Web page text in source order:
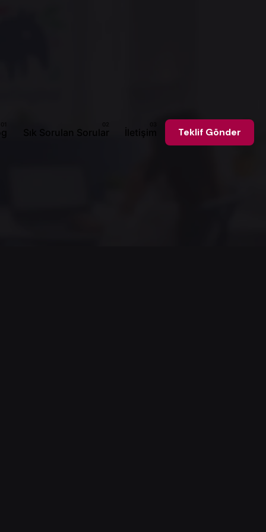
Sık Sorulan Sorular İletişim Teklif Gönder